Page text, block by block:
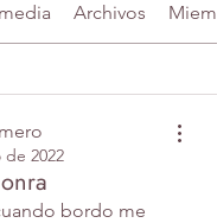
Archivos
de 2022
bordo me